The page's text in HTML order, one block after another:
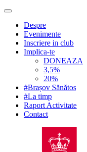
Despre
Evenimente
Inscriere in club
Implica-te
DONEAZA
3,5%
20%
#Brașov Sănătos
#La timp
Raport Activitate
Contact